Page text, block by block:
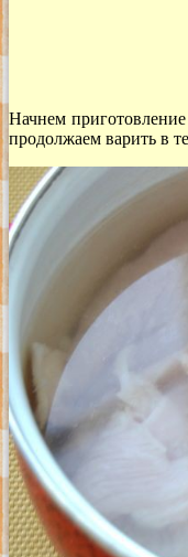
Начнем
продолжаем варить в